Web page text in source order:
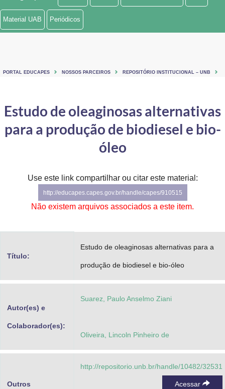
Ministério de Minas e Energia
Controladoria-Geral da União
Ministério da Mulher, da Família e dos Direitos Humanos
Secretaria de Governo
Gabinete de Segurança Institucional
Banco Central do Brasil
Material UAB Periódicos
PORTAL EDUCAPES NOSSOS PARCEIROS REPOSITÓRIO INSTITUCIONAL – UNB
Estudo de oleaginosas alternativas
para a produção de biodiesel e bio-
óleo
Use este link compartilhar ou citar este material:
http://educapes.capes.gov.br/handle/capes/910515
Não existem arquivos associados a este item.
Título:
Estudo de oleaginosas alternativas para a
produção de biodiesel e bio-óleo
Autor(es) e
Colaborador(es):
Suarez, Paulo Anselmo Ziani
Oliveira, Lincoln Pinheiro de
Outros
http://repositorio.unb.br/handle/10482/32531
Acessar